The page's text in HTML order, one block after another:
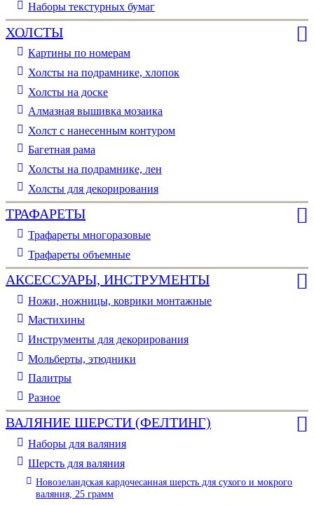
Наборы текстурных бумаг
ХОЛСТЫ
Картины по номерам
Холсты на подрамнике, хлопок
Холсты на доске
Алмазная вышивка мозаика
Холст с нанесенным контуром
Багетная рама
Холсты на подрамнике, лен
Холсты для декорирования
ТРАФАРЕТЫ
Трафареты многоразовые
Трафареты объемные
АКСЕССУАРЫ, ИНСТРУМЕНТЫ
Ножи, ножницы, коврики монтажные
Мастихины
Инструменты для декорирования
Мольберты, этюдники
Палитры
Разное
ВАЛЯНИЕ ШЕРСТИ (ФЕЛТИНГ)
Наборы для валяния
Шерсть для валяния
Новозеландская кардочесанная шерсть для сухого и мокрого
валяния, 25 грамм